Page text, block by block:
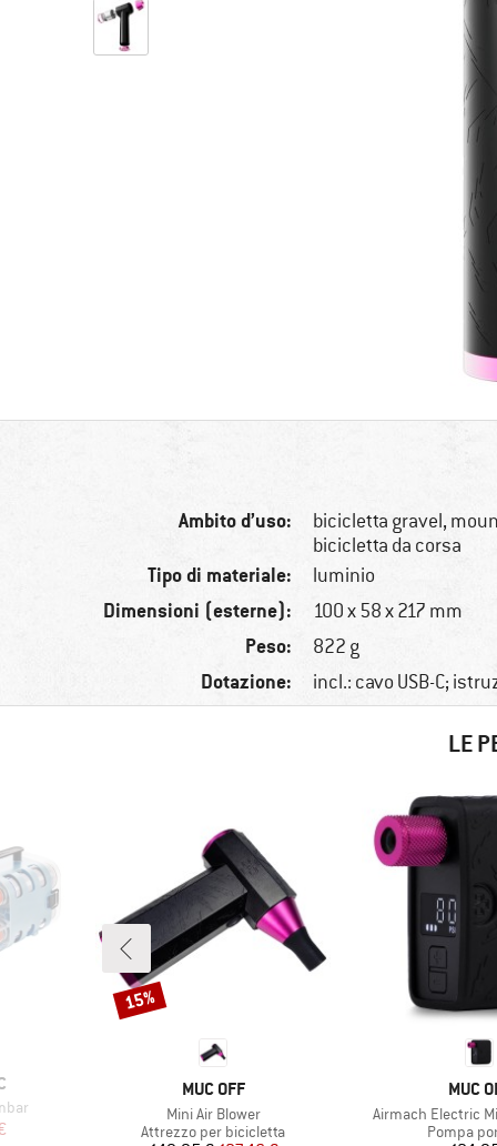
Ambito d’uso:
bicicletta gravel,
bicicletta da corsa
Tipo di materiale: luminio
Dimensioni (esterne): 100 x 58 x 217 mm
Peso: 822 g
Dotazione: incl.: cavo USB-C;
LE
MARCHIO
MUC OFF
Articolo
Mini Air Blower
Gruppo di prodotti
Attrezzo per bicicletta
Sconto
15%
MUC
Articolo
Airmach Electric
Gruppo di
Pompa